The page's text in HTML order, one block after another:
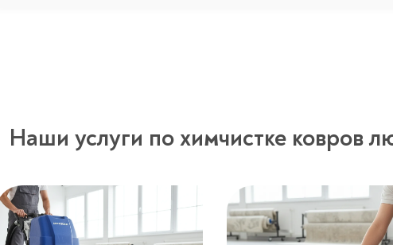
Наши услуги по химчистке ковров